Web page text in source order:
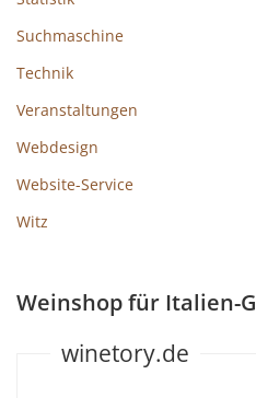
Suchmaschine
Technik
Veranstaltungen
Webdesign
Website-Service
Witz
Weinshop für Italien-
winetory.de